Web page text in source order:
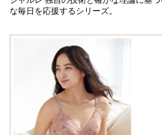
な毎日を応援するシリーズ。